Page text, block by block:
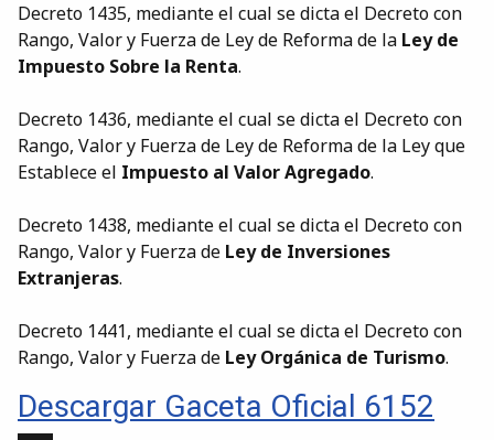
Decreto 1435, mediante el cual se dicta el Decreto con
Rango, Valor y Fuerza de Ley de Reforma de la Ley de
Impuesto Sobre la Renta.
Decreto 1436, mediante el cual se dicta el Decreto con
Rango, Valor y Fuerza de Ley de Reforma de la Ley que
Establece el Impuesto al Valor Agregado.
Decreto 1438, mediante el cual se dicta el Decreto con
Rango, Valor y Fuerza de Ley de Inversiones
Extranjeras.
Decreto 1441, mediante el cual se dicta el Decreto con
Rango, Valor y Fuerza de Ley Orgánica de Turismo.
Descargar Gaceta Oficial 6152